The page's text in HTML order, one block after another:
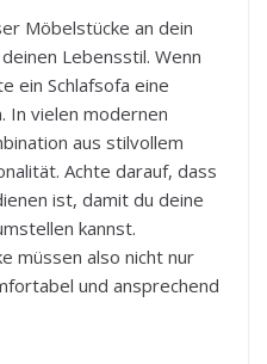
Möbelstücke an dein
Lebensstil. Wenn
ein Schlafsofa eine
In vielen modernen
aus stilvollem
Achte darauf, dass
ist, damit du deine
kannst.
müssen also nicht nur
und ansprechend